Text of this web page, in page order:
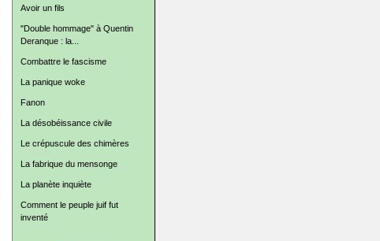
Avoir un fils
"Double hommage" à Quentin
Deranque : la...
Combattre le fascisme
La panique woke
Fanon
La désobéissance civile
Le crépuscule des chimères
La fabrique du mensonge
La planète inquiète
Comment le peuple juif fut
inventé